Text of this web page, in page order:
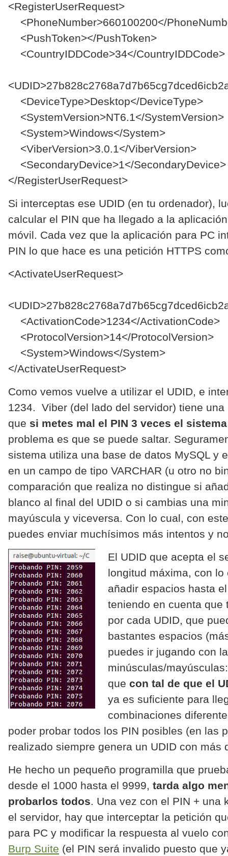
<RegisterUserRequest>
<PhoneNumber>660100200</
<PushToken></PushToken>
<CountryIDDCode>34</CountryIDDCode>
<DeviceType>Desktop</DeviceType>
<SystemVersion>NT6.1</SystemVersion>
<System>Windows</System>
<ViberVersion>3.0.1</ViberVersion>
<SecondaryDevice>1</SecondaryDevice>
</RegisterUserRequest>
Si interceptas ese UDID (en tu ordenador),
calcular el PIN que ha llegado a la
móvil. Cada vez que la aplicación para PC
PIN lo que hace es una petición HTTPS
<ActivateUserRequest>
<ActivationCode>1234</ActivationCode>
<ProtocolVersion>14</ProtocolVersion>
<System>Windows</System>
</ActivateUserRequest>
Como vemos vuelve a utilizar el UDID, e
1234. Viber (del lado del servidor) tiene una
que si metes mal el PIN 3 veces el
problema es que se puede saltar.
sistema utiliza una base de datos MySQL y
en un campo de tipo VARCHAR (u otro no
comparación que realiza no distingue si
blanco al final del UDID o si cambias una
mayúscula y viceversa. Con lo cual, con
puedes enviar muchísimos más intentos y
El UDID que acepta el
longitud máxima, con lo
añadir espacios hasta
teniendo en cuenta que
por cada UDID, que
bastantes espacios
puedes ir jugando con
minúsculas/
que con tal de que el
ya es suficiente para
combinaciones
poder probar todos los PIN posibles (en las
realizado siempre genera un UDID con más
He hecho un pequeño programilla que
desde el 1000 hasta el 9999, tarda algo
probarlos todos. Una vez con el PIN + una
el servidor, hay que interceptar la petición
para PC y modificar la respuesta al vuelo
Burp Suite (el PIN será invalido puesto que